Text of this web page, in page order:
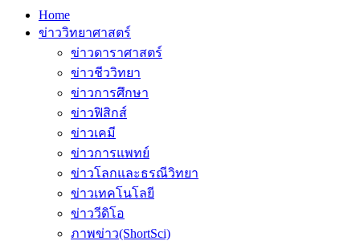
Home
ข่าววิทยาศาสตร์
ข่าวดาราศาสตร์
ข่าวชีววิทยา
ข่าวการศึกษา
ข่าวฟิสิกส์
ข่าวเคมี
ข่าวการแพทย์
ข่าวโลกและธรณีวิทยา
ข่าวเทคโนโลยี
ข่าววีดิโอ
ภาพข่าว(ShortSci)